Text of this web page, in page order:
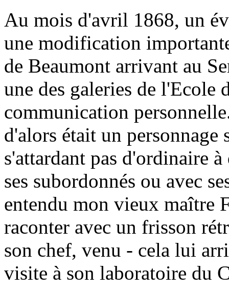
Au mois d'avril 1868, un
une modification
de Beaumont arrivant au
une des galeries de l'Ecole
communication
d'alors était un
s'attardant pas d'ordinaire
ses subordonnés ou avec
entendu mon vieux maître
raconter avec un frisson
son chef, venu - cela lui
visite à son laboratoire du